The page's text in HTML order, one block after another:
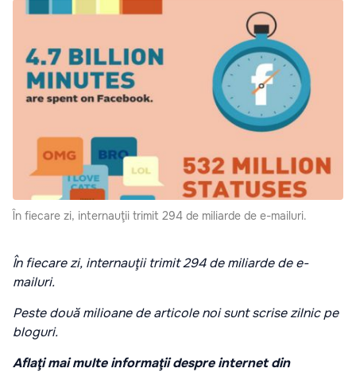
În fiecare zi, internauţii trimit 294 de miliarde de e-mailuri.
În fiecare zi, internauţii trimit 294 de miliarde de e-
mailuri.
Peste două milioane de articole noi sunt scrise zilnic pe
bloguri.
Aflaţi mai multe informaţii despre internet din